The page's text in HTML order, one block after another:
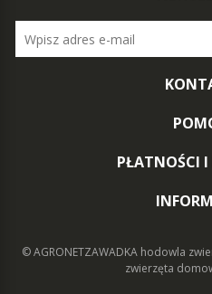
PŁATNOŚCI
© AGRONETZAWADKA hodowla
zwierzęta